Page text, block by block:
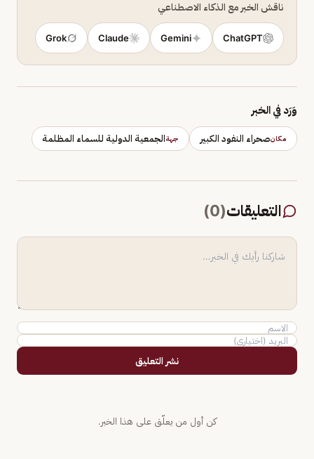
ناقش الخبر مع الذكاء الاصطناعي
ChatGPT
Gemini
Claude
Grok
وَرَد في الخبر
مكانصحراء النفود الكبير جهةالجمعية الدولية للسماء المظلمة
التعليقات(
0
)
نشر التعليق
كن أول من يعلّق على هذا الخبر.